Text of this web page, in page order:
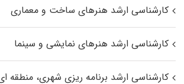
کارشناسی ارشد هنرهای ساخت و معماری
کارشناسی ارشد هنرهای نمایشی و سینما
کارشناسی ارشد برنامه ریزی شهری، منطقه‌